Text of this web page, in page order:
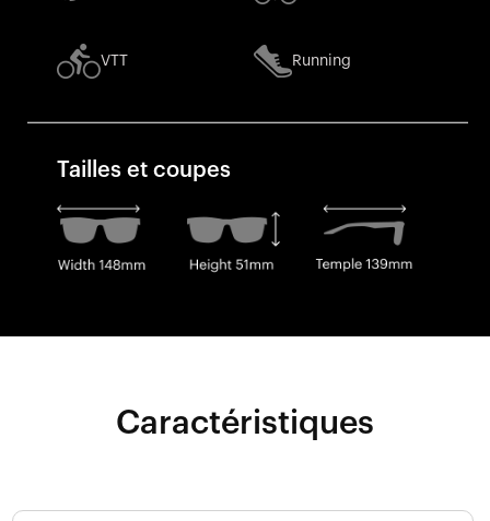
VTT Running
Tailles et coupes
Caractéristiques